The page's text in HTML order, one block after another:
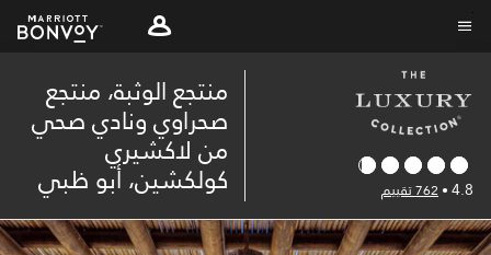
Skip
content
4.8
•762 تقييم
منتجع الوثبة، منتجع
صحراوي ونادي صحي
من لاكشيري
كولكشين، أبو ظبي